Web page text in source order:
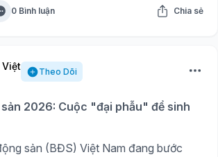
0 Bình luận Chia sẻ
Theo Dõi
2026: Cuộc "đại phẫu" để sinh
sản (BĐS) Việt Nam đang bước